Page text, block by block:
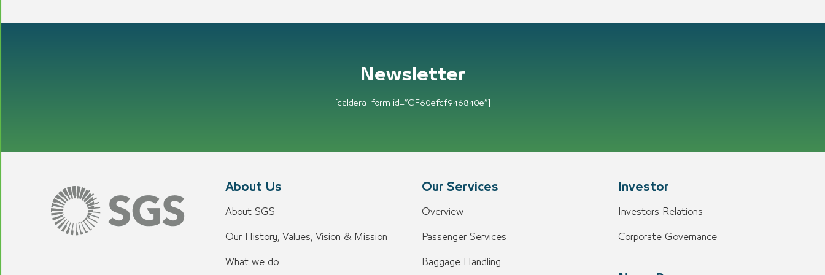
Newsletter
[caldera_form id=”CF60efcf946840e”]
About Us
About SGS
Our History, Values, Vision & Mission
What we do
Our Services
Overview
Passenger Services
Baggage Handling
Investor
Investors Relations
Corporate Governance